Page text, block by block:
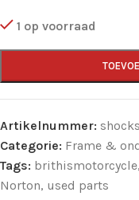
1 op voorraad
Artikelnummer:
Categorie: Frame &
Tags: brithismotorcycle,
Norton, used parts